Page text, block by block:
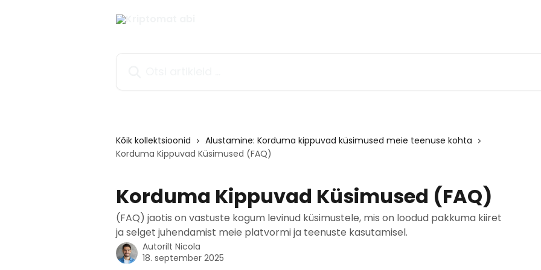
Kõik kollektsioonid
Alustamine: Korduma kippuvad küsimused meie teenuse kohta
Korduma Kippuvad Küsimused (FAQ)
Korduma Kippuvad Küsimused (FAQ)
(FAQ) jaotis on vastuste kogum levinud küsimustele, mis on loodud pakkuma kiiret
ja selget juhendamist meie platvormi ja teenuste kasutamisel.
Autorilt Nicola
18. september 2025